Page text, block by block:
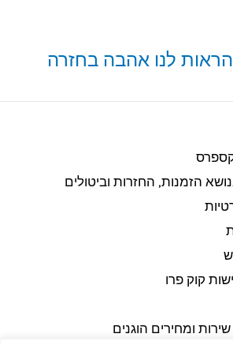
לנו אהבה בחזרה
הזמנות, החזרות וביטולים​
קוק פרו
ומחירים הוגנים